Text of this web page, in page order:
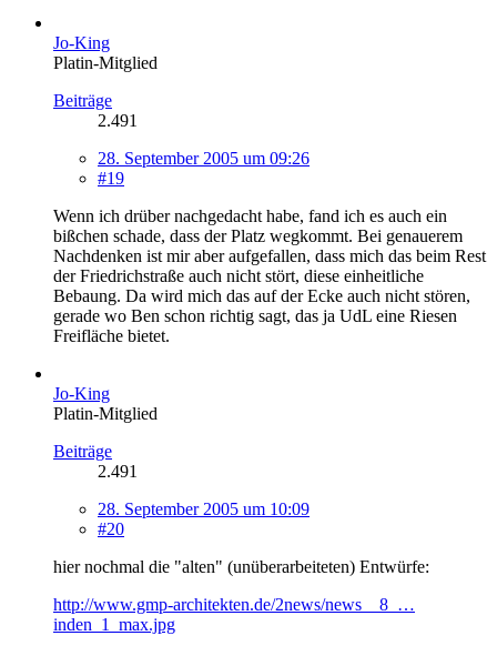
Jo-King
Platin-Mitglied
Beiträge
2.491
28. September 2005 um 09:26
#19
Wenn ich drüber nachgedacht habe, fand ich es auch ein
bißchen schade, dass der Platz wegkommt. Bei genauerem
Nachdenken ist mir aber aufgefallen, dass mich das beim Rest
der Friedrichstraße auch nicht stört, diese einheitliche
Bebaung. Da wird mich das auf der Ecke auch nicht stören,
gerade wo Ben schon richtig sagt, das ja UdL eine Riesen
Freifläche bietet.
Jo-King
Platin-Mitglied
Beiträge
2.491
28. September 2005 um 10:09
#20
hier nochmal die "alten" (unüberarbeiteten) Entwürfe:
http://www.gmp-architekten.de/2news/news__8_…
inden_1_max.jpg